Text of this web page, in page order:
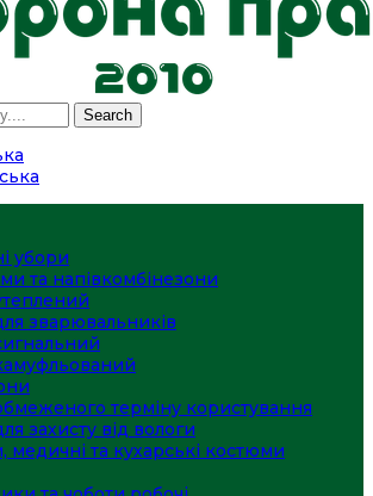
Search
убори
та напівкомбінезони
зварювальників
терміну користування
захисту від вологи
медичні та кухарські костюми